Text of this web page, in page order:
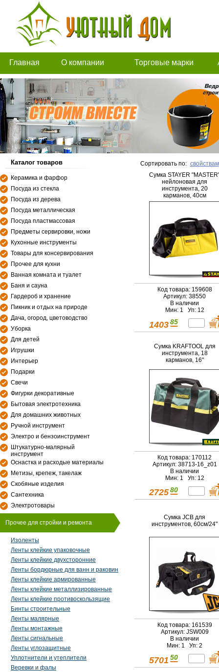
Главная О компании Торговые марки
Каталог товаров
Керамика и фарфор
Посуда из стекла
Посуда из дерева
Посуда металлическая
Посуда пластмассовая
Предметы сервировки, ножи
Кухонные инструменты
Товары для консервирования
Прочее для кухни
Ванная комната и туалет
Баня и сауна
Гардероб и хранение
Пикник и отдых на природе
Дача, огород, цветоводство
Уборка
Для детей
Игрушки
Интерьер
Подарки
Свечи
Фигурки декоративные
Бытовая электротехника
Для домашних животных
Ручной инструмент
Электро и бензоинструмент
Штукатурно-малярный
инструмент
Оснастка и расходые материалы
Метизы, крепеж, такелаж
Скобяные изделия
Сантехника
Электротовары
Прочее для стройки и ремонта
Изоленты
Ленты клейкие упаковочные
Ленты клейкие двухсторонние
Ленты бордюрные для ванн и раковин
Ленты клейкие армированные
Ленты клейкие металлизированные
Ленты клейкие противоскользящие
Бинты строительные
Ленты малярные
Ленты монтажные
Ленты сигнальные
Ленты углозащитные
Уплотнители и утеплители
Веревки и фалы
Сортировать по: свойствам
Сумка STAYER
нейлоновая для
инструмента, 20
карманов, 40см
Код товара: 159608
Артикул: 38550
В наличии
Мин: 1 Уп: 12
1403 85
Сумка KRAFTOOL для
инструмента, 18
карманов, 16"
Код товара: 170112
Артикул: 38713-16_z01
В наличии
Мин: 1 Уп: 12
2725 80
Сумка JCB для
инструментов, 60см/24"
Код товара: 161539
Артикул: JSW009
В наличии
Мин: 1 Уп: 2
5701 50